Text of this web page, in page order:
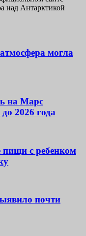
над Антарктикой
могла
на Марс
2026 года
пищи с ребенком
почти